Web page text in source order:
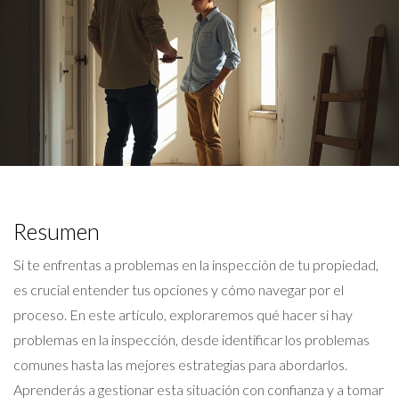
Resumen
Si te enfrentas a problemas en la inspección de tu propiedad,
es crucial entender tus opciones y cómo navegar por el
proceso. En este artículo, exploraremos qué hacer si hay
problemas en la inspección, desde identificar los problemas
comunes hasta las mejores estrategias para abordarlos.
Aprenderás a gestionar esta situación con confianza y a tomar